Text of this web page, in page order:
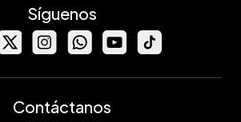
Síguenos
Contáctanos